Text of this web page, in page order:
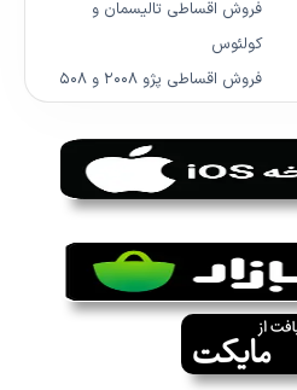
فروش اقساطی تالیسمان و
کولئوس
فروش اقساطی پژو ۲۰۰۸ و ۵۰۸